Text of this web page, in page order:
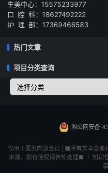
生美中心：15575233977
口 腔 科：18627492222
护 理 部：17369466583
热门文章
项目分类查询
湘公网安备
仅用于服务内部会员 | ■所有文章含素
来源，如有侵权请告知处理■ ∣ 知识